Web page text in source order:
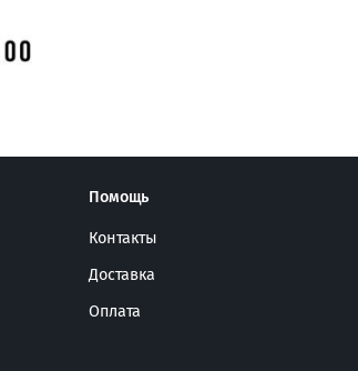
Помощь
Контакты
Доставка
Оплата